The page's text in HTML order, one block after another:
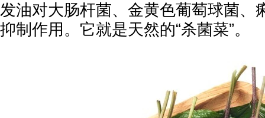
发油对大肠杆菌、金黄色葡萄球菌、
抑制作用。它就是天然的“杀菌菜”。